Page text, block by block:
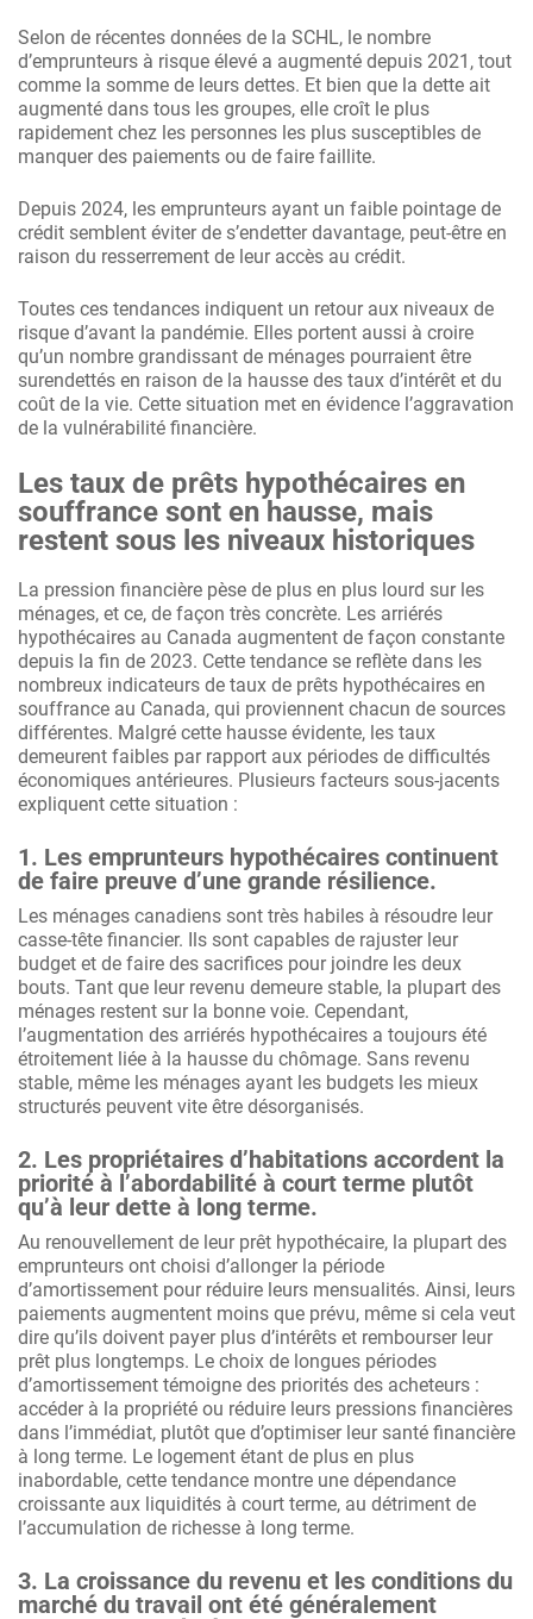
Selon de récentes données de la SCHL, le nombre
d’emprunteurs à risque élevé a augmenté depuis 2021, tout
comme la somme de leurs dettes. Et bien que la dette ait
augmenté dans tous les groupes, elle croît le plus
rapidement chez les personnes les plus susceptibles de
manquer des paiements ou de faire faillite.
Depuis 2024, les emprunteurs ayant un faible pointage de
crédit semblent éviter de s’endetter davantage, peut-être en
raison du resserrement de leur accès au crédit.
Toutes ces tendances indiquent un retour aux niveaux de
risque d’avant la pandémie. Elles portent aussi à croire
qu’un nombre grandissant de ménages pourraient être
surendettés en raison de la hausse des taux d’intérêt et du
coût de la vie. Cette situation met en évidence l’aggravation
de la vulnérabilité financière.
Les taux de prêts hypothécaires en
souffrance sont en hausse, mais
restent sous les niveaux historiques
La pression financière pèse de plus en plus lourd sur les
ménages, et ce, de façon très concrète. Les arriérés
hypothécaires au Canada augmentent de façon constante
depuis la fin de 2023. Cette tendance se reflète dans les
nombreux indicateurs de taux de prêts hypothécaires en
souffrance au Canada, qui proviennent chacun de sources
différentes. Malgré cette hausse évidente, les taux
demeurent faibles par rapport aux périodes de difficultés
économiques antérieures. Plusieurs facteurs sous-jacents
expliquent cette situation :
1. Les emprunteurs hypothécaires continuent
de faire preuve d’une grande résilience.
Les ménages canadiens sont très habiles à résoudre leur
casse-tête financier. Ils sont capables de rajuster leur
budget et de faire des sacrifices pour joindre les deux
bouts. Tant que leur revenu demeure stable, la plupart des
ménages restent sur la bonne voie. Cependant,
l’augmentation des arriérés hypothécaires a toujours été
étroitement liée à la hausse du chômage. Sans revenu
stable, même les ménages ayant les budgets les mieux
structurés peuvent vite être désorganisés.
2. Les propriétaires d’habitations accordent la
priorité à l’abordabilité à court terme plutôt
qu’à leur dette à long terme.
Au renouvellement de leur prêt hypothécaire, la plupart des
emprunteurs ont choisi d’allonger la période
d’amortissement pour réduire leurs mensualités. Ainsi, leurs
paiements augmentent moins que prévu, même si cela veut
dire qu’ils doivent payer plus d’intérêts et rembourser leur
prêt plus longtemps. Le choix de longues périodes
d’amortissement témoigne des priorités des acheteurs :
accéder à la propriété ou réduire leurs pressions financières
dans l’immédiat, plutôt que d’optimiser leur santé financière
à long terme. Le logement étant de plus en plus
inabordable, cette tendance montre une dépendance
croissante aux liquidités à court terme, au détriment de
l’accumulation de richesse à long terme.
3. La croissance du revenu et les conditions du
marché du travail ont été généralement